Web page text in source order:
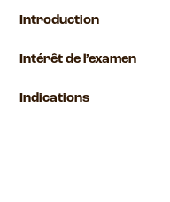
Introduction
Intérêt de l’examen
Indications